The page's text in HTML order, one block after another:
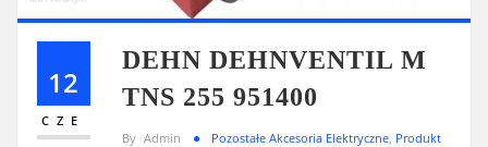
12
CZE
DEHN DEHNVENTIL M
TNS 255 951400
By Admin Pozostałe Akcesoria Elektryczne, Produkt